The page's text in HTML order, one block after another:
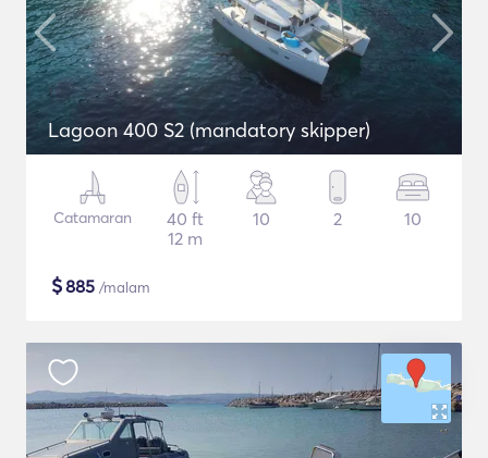
Lagoon 400 S2 (mandatory skipper)
Catamaran
40 ft
12 m
10 2 10
$885 /malam